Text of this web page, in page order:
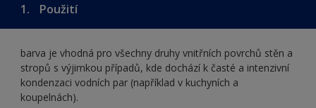
1. Použití
barva je vhodná pro všechny druhy vnitřních povrchů stěn a
stropů s výjimkou případů, kde dochází k časté a intenzivní
kondenzaci vodních par (například v kuchyních a
koupelnách).